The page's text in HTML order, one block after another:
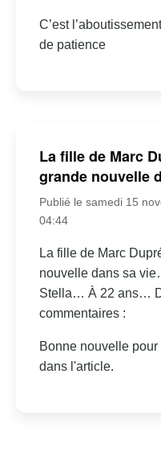
C’est
de patience
La fille de Marc
grande nouvelle
Publié le samedi 15
04:44
La fille de Marc
nouvelle dans sa
Stella… À 22 ans…
commentaires :
Bonne nouvelle
dans l'article.